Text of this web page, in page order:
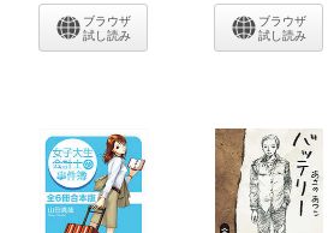
ブラウザ
試し読み
ブラウザ
試し読み